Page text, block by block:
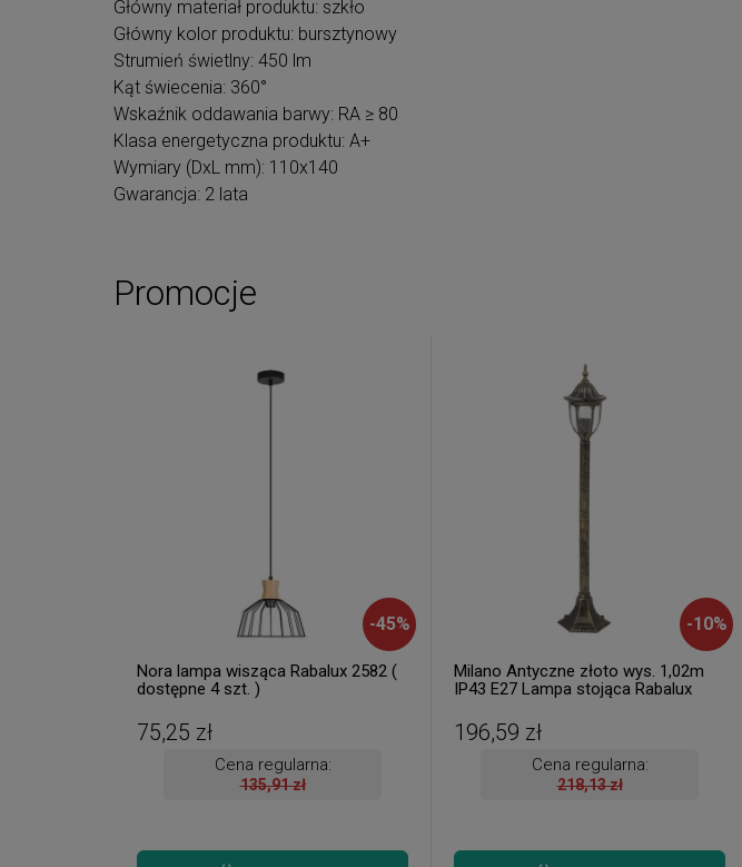
Główny materiał produktu: szkło
Główny kolor produktu: bursztynowy
Strumień świetlny: 450 lm
Kąt świecenia: 360°
Wskaźnik oddawania barwy: RA ≥ 80
Klasa energetyczna produktu: A+
Wymiary (DxL mm): 110x140
Gwarancja: 2 lata
Promocje
-45%
Nora lampa wisząca Rabalux 2582 (
dostępne 4 szt. )
75,25 zł
Cena regularna:
135,91 zł
-10%
Milano Antyczne złoto wys. 1,02m
IP43 E27 Lampa stojąca Rabalux
Wysyłka 24 h. )
196,59 zł
Cena regularna:
218,13 zł